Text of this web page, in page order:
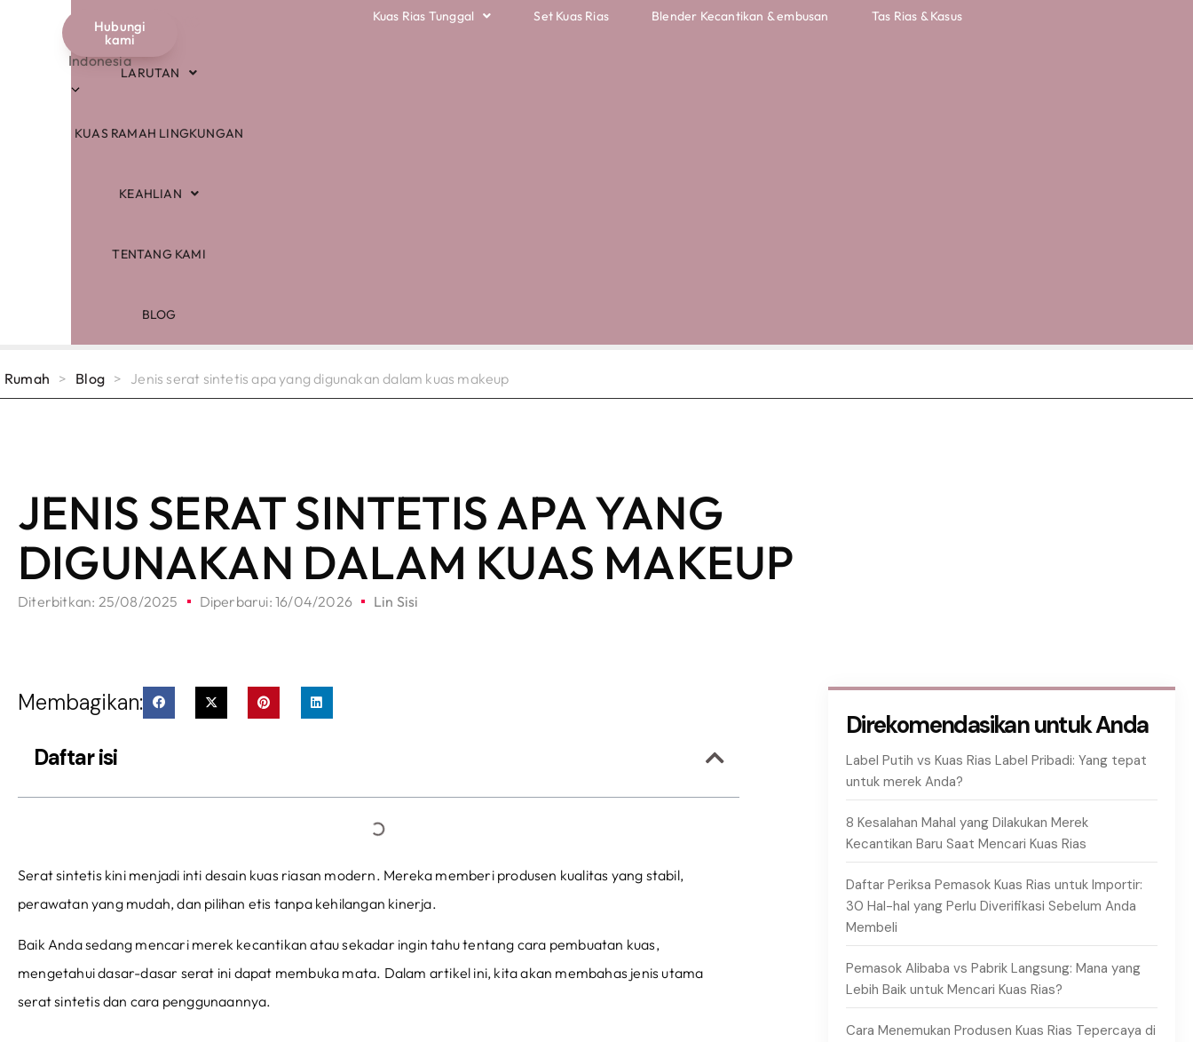
LARUTAN
KUAS RAMAH LINGKUNGAN
KEAHLIAN
TENTANG KAMI
BLOG
Hubungi
kami
Bahasa
Indonesia
Kuas Rias Tunggal Set Kuas Rias Blender Kecantikan & embusan Tas Rias & Kasus
Rumah > Blog > Jenis serat sintetis apa yang digunakan dalam kuas makeup
JENIS SERAT SINTETIS APA YANG
DIGUNAKAN DALAM KUAS MAKEUP
Diterbitkan: 25/08/2025 Diperbarui: 16/04/2026 Lin Sisi
Membagikan:
Daftar isi
Serat sintetis kini menjadi inti desain kuas riasan modern. Mereka memberi produsen kualitas yang stabil,
perawatan yang mudah, dan pilihan etis tanpa kehilangan kinerja.
Baik Anda sedang mencari merek kecantikan atau sekadar ingin tahu tentang cara pembuatan kuas,
mengetahui dasar-dasar serat ini dapat membuka mata. Dalam artikel ini, kita akan membahas jenis utama
serat sintetis dan cara penggunaannya.
Direkomendasikan untuk Anda
Label Putih vs Kuas Rias Label Pribadi: Yang tepat
untuk merek Anda?
8 Kesalahan Mahal yang Dilakukan Merek
Kecantikan Baru Saat Mencari Kuas Rias
Daftar Periksa Pemasok Kuas Rias untuk Importir:
30 Hal-hal yang Perlu Diverifikasi Sebelum Anda
Membeli
Pemasok Alibaba vs Pabrik Langsung: Mana yang
Lebih Baik untuk Mencari Kuas Rias?
Cara Menemukan Produsen Kuas Rias Tepercaya di